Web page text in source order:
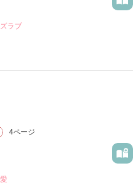
ラブ
4ページ